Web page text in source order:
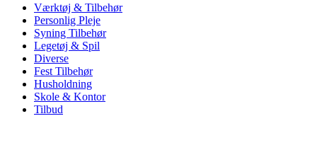
Værktøj & Tilbehør
Personlig Pleje
Syning Tilbehør
Legetøj & Spil
Diverse
Fest Tilbehør
Husholdning
Skole & Kontor
Tilbud